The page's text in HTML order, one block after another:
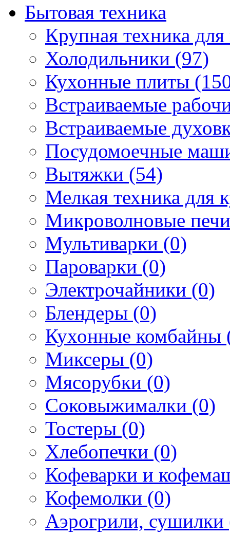
Бытовая техника
Крупная техника
Холодильники (97)
Кухонные плиты
Встраиваемые
Встраиваемые
Посудомоечные
Вытяжки (54)
Мелкая техника для
Микроволновые
Мультиварки (0)
Пароварки (0)
Электрочайники (0)
Блендеры (0)
Кухонные комбайны
Миксеры (0)
Мясорубки (0)
Соковыжималки (0)
Тостеры (0)
Хлебопечки (0)
Кофеварки и
Кофемолки (0)
Аэрогрили, сушилки